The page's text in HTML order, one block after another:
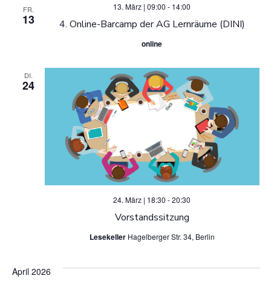
e
n
N
a
v
t
FR.
13 4. Online-Barcamp der AG Lernräume (DINI)
13. März | 09:00 - 14:00
online
DI.
24
Vorstandssitzung
24. März | 18:30 -20:30
Lesekeller Hagelberger Str. 34, Berlin
April 2026